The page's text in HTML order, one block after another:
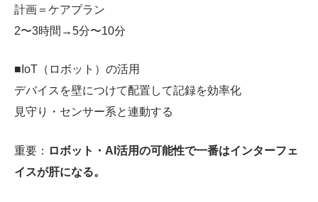
計画＝ケアプラン
2〜3時間→5分〜10分
■IoT（ロボット）の活用
デバイスを壁につけて配置して記録を効率化
見守り・センサー系と連動する
重要： ロボット・AI活用の可能性で一番はインターフェ
イスが肝になる。